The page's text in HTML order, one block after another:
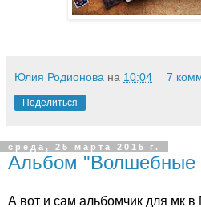
Юлия Родионова на 10:04 7
Поделиться
среда, 25 марта 2015 г.
Альбом "Волшебные
А вот и сам альбомчик для мк